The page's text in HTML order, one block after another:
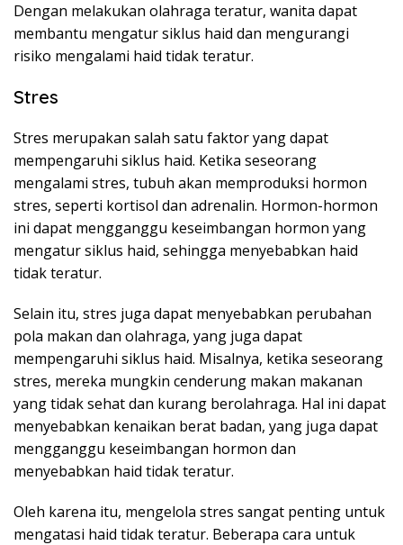
Dengan melakukan olahraga teratur, wanita dapat
membantu mengatur siklus haid dan mengurangi
risiko mengalami haid tidak teratur.
Stres
Stres merupakan salah satu faktor yang dapat
mempengaruhi siklus haid. Ketika seseorang
mengalami stres, tubuh akan memproduksi hormon
stres, seperti kortisol dan adrenalin. Hormon-hormon
ini dapat mengganggu keseimbangan hormon yang
mengatur siklus haid, sehingga menyebabkan haid
tidak teratur.
Selain itu, stres juga dapat menyebabkan perubahan
pola makan dan olahraga, yang juga dapat
mempengaruhi siklus haid. Misalnya, ketika seseorang
stres, mereka mungkin cenderung makan makanan
yang tidak sehat dan kurang berolahraga. Hal ini dapat
menyebabkan kenaikan berat badan, yang juga dapat
mengganggu keseimbangan hormon dan
menyebabkan haid tidak teratur.
Oleh karena itu, mengelola stres sangat penting untuk
mengatasi haid tidak teratur. Beberapa cara untuk